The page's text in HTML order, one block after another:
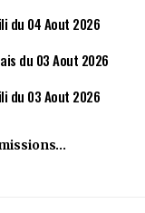
du 04 Aout 2026
du 03 Aout 2026
du 03 Aout 2026